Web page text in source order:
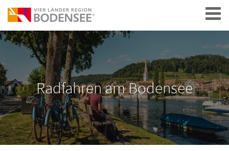
Navigation
Radfahren am Bodensee